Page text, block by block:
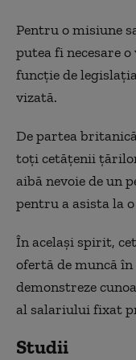
Pentru o misiune
putea fi necesare
funcţie de
vizată.
De partea
toţi cetăţenii
aibă nevoie de un
pentru a asista la
În acelaşi spirit,
ofertă de muncă
demonstreze
al salariului fixat
Studii